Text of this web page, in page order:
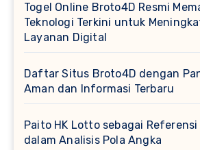
Togel Online Broto4D Resmi
Teknologi Terkini untuk
Layanan Digital
Daftar Situs Broto4D dengan
Aman dan Informasi Terbaru
Paito HK Lotto sebagai
dalam Analisis Pola Angka